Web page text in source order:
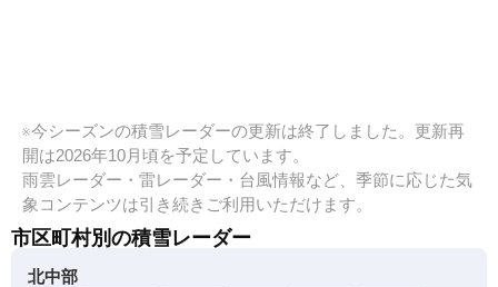
※今シーズンの積雪レーダーの更新は終了しました。更新再
開は2026年10月頃を予定しています。
雨雲レーダー・雷レーダー・台風情報など、季節に応じた気
象コンテンツは引き続きご利用いただけます。
市区町村別の積雪レーダー
北中部